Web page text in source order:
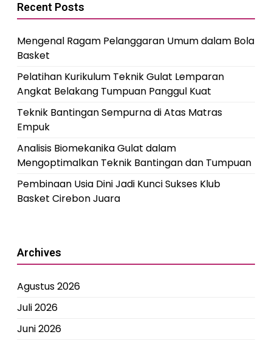
Recent Posts
Mengenal Ragam Pelanggaran Umum dalam Bola
Basket
Pelatihan Kurikulum Teknik Gulat Lemparan
Angkat Belakang Tumpuan Panggul Kuat
Teknik Bantingan Sempurna di Atas Matras
Empuk
Analisis Biomekanika Gulat dalam
Mengoptimalkan Teknik Bantingan dan Tumpuan
Pembinaan Usia Dini Jadi Kunci Sukses Klub
Basket Cirebon Juara
Archives
Agustus 2026
Juli 2026
Juni 2026